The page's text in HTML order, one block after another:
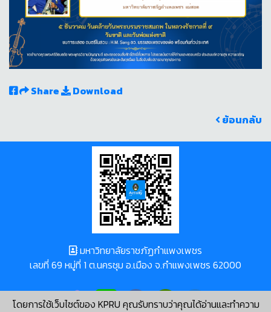
Share
Download
ย้อนกลับ
โดยการใช้เว็บไซต์ของ KPRU คุณรับทราบว่าคุณได้อ่านและทำความ
มหาวิทยาลัยราชภัฏกำแพงเพชร
เลขที่ 69 หมู่ที่ 1 ต.นครชุม อ.เมือง จ.กำแพงเพชร 62000